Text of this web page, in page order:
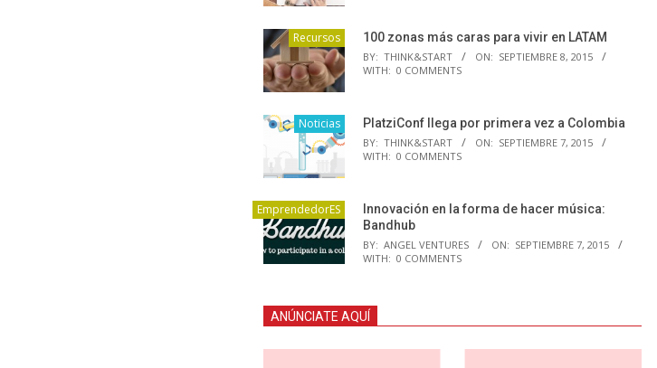
Recursos 100 zonas más caras para vivir en LATAM
BY: THINK&START ON: SEPTIEMBRE 8, 2015
WITH: 0 COMMENTS
Noticias PlatziConf llega por primera vez a Colombia
BY: THINK&START ON: SEPTIEMBRE 7, 2015
WITH: 0 COMMENTS
EmprendedorES
Innovación en la forma de hacer música:
Bandhub
BY: ANGEL VENTURES ON: SEPTIEMBRE 7, 2015
WITH: 0 COMMENTS
ANÚNCIATE AQUÍ